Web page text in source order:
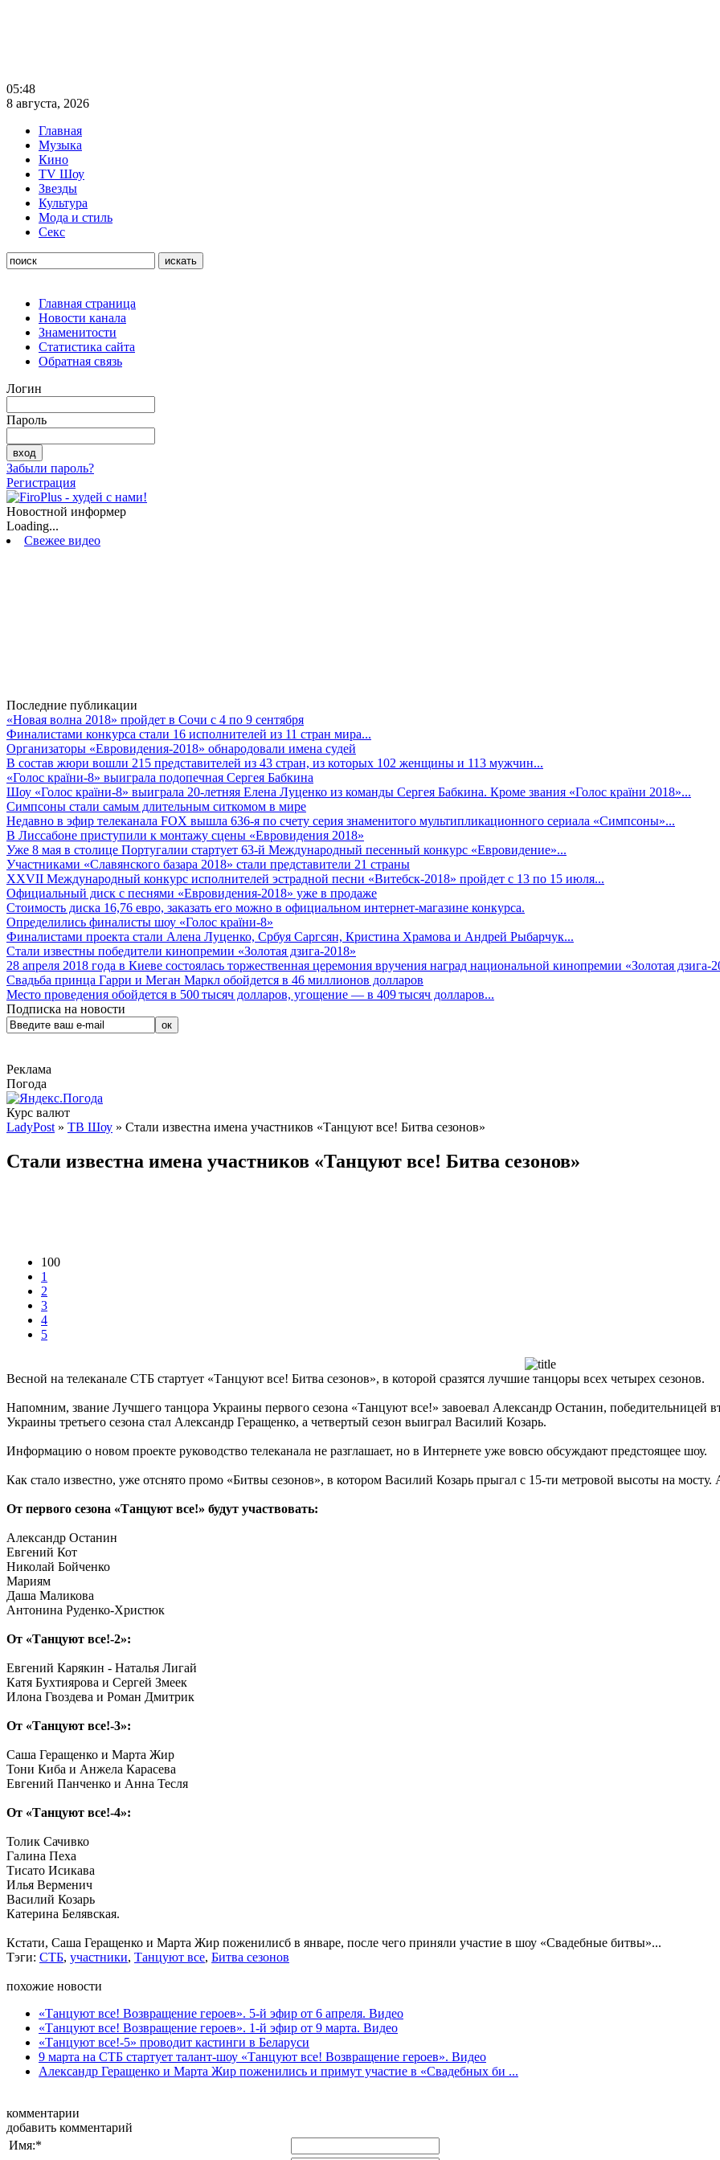
05:48
8 августа, 2026
Главная
Музыка
Кино
TV Шоу
Звезды
Культура
Мода и стиль
Секс
Главная страница
Новости канала
Знаменитости
Статистика сайта
Обратная связь
Логин
Пароль
Забыли пароль?
Регистрация
Новостной информер
Loading...
Свежее видео
Последние публикации
«Новая волна 2018» пройдет в Сочи с 4 по 9 сентября
Финалистами конкурса стали 16 исполнителей из 11 стран мира...
Организаторы «Евровидения-2018» обнародовали имена судей
В состав жюри вошли 215 представителей из 43 стран, из которых 102 женщины и 113 мужчин...
«Голос країни-8» выиграла подопечная Сергея Бабкина
Шоу «Голос країни-8» выиграла 20-летняя Елена Луценко из команды Сергея Бабкина. Кроме звания «Голос країни 2018»...
Симпсоны стали самым длительным ситкомом в мире
Недавно в эфир телеканала FOX вышла 636-я по счету серия знаменитого мультипликационного сериала «Симпсоны»...
В Лиссабоне приступили к монтажу сцены «Евровидения 2018»
Уже 8 мая в столице Португалии стартует 63-й Международный песенный конкурс «Евровидение»...
Участниками «Славянского базара 2018» стали представители 21 страны
XXVII Международный конкурс исполнителей эстрадной песни «Витебск-2018» пройдет с 13 по 15 июля...
Официальный диск с песнями «Евровидения-2018» уже в продаже
Стоимость диска 16,76 евро, заказать его можно в официальном интернет-магазине конкурса.
Определились финалисты шоу «Голос країни-8»
Финалистами проекта стали Алена Луценко, Србуя Саргсян, Кристина Храмова и Андрей Рыбарчук...
Стали известны победители кинопремии «Золотая дзига-2018»
28 апреля 2018 года в Киеве состоялась торжественная церемония вручения наград национальной кинопремии «Золотая дзига-
Свадьба принца Гарри и Меган Маркл обойдется в 46 миллионов долларов
Место проведения обойдется в 500 тысяч долларов, угощение — в 409 тысяч долларов...
Подписка на новости
Реклама
Погода
Курс валют
LadyPost » ТВ Шоу » Стали известна имена участников «Танцуют все! Битва сезонов»
Стали известна имена участников «Танцуют все! Битва сезонов»
100
1
2
3
4
5
Весной на телеканале СТБ стартует «Танцуют все! Битва сезонов», в которой сразятся лучшие танцоры всех четырех сезонов.
Напомним, звание Лучшего танцора Украины первого сезона «Танцуют все!» завоевал Александр Останин, победительницей
Украины третьего сезона стал Александр Геращенко, а четвертый сезон выиграл Василий Козарь.
Информацию о новом проекте руководство телеканала не разглашает, но в Интернете уже вовсю обсуждают предстоящее шоу.
Как стало известно, уже отснято промо «Битвы сезонов», в котором Василий Козарь прыгал с 15-ти метровой высоты на мосту.
От первого сезона «Танцуют все!» будут участвовать:
Александр Останин
Евгений Кот
Николай Бойченко
Мариям
Даша Маликова
Антонина Руденко-Христюк
От «Танцуют все!-2»:
Евгений Карякин - Наталья Лигай
Катя Бухтиярова и Сергей Змеек
Илона Гвоздева и Роман Дмитрик
От «Танцуют все!-3»:
Саша Геращенко и Марта Жир
Тони Киба и Анжела Карасева
Евгений Панченко и Анна Тесля
От «Танцуют все!-4»:
Толик Сачивко
Галина Пеха
Тисато Исикава
Илья Верменич
Василий Козарь
Катерина Белявская.
Кстати, Саша Геращенко и Марта Жир поженилисб в январе, после чего приняли участие в шоу «Свадебные битвы»...
Тэги: СТБ, участники, Танцуют все, Битва сезонов
похожие новости
«Танцуют все! Возвращение героев». 5-й эфир от 6 апреля. Видео
«Танцуют все! Возвращение героев». 1-й эфир от 9 марта. Видео
«Танцуют все!-5» проводит кастинги в Беларуси
9 марта на СТБ стартует талант-шоу «Танцуют все! Возвращение героев». Видео
Александр Геращенко и Марта Жир поженились и примут участие в «Свадебных би ...
комментарии
добавить комментарий
Имя:*